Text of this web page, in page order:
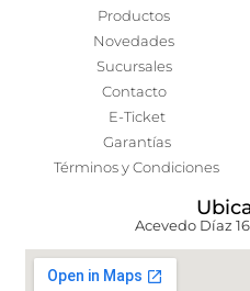
Productos
Novedades
Sucursales
Contacto
E-Ticket
Garantías
Términos y Condiciones
Acevedo Díaz